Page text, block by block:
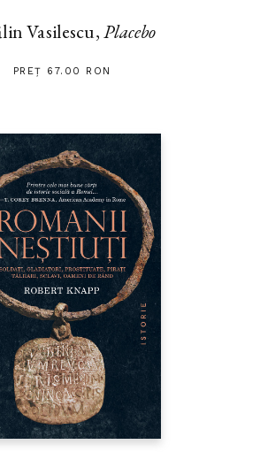
Vasilescu,Placebo
PREȚ 67.00 RON